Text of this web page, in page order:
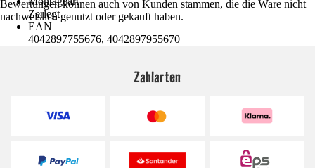
Zerlegt
EAN
4042897755676, 4042897955670
Bewertungen können auch von Kunden stammen, die die Ware nicht
nachweislich genutzt oder gekauft haben.
Zahlarten